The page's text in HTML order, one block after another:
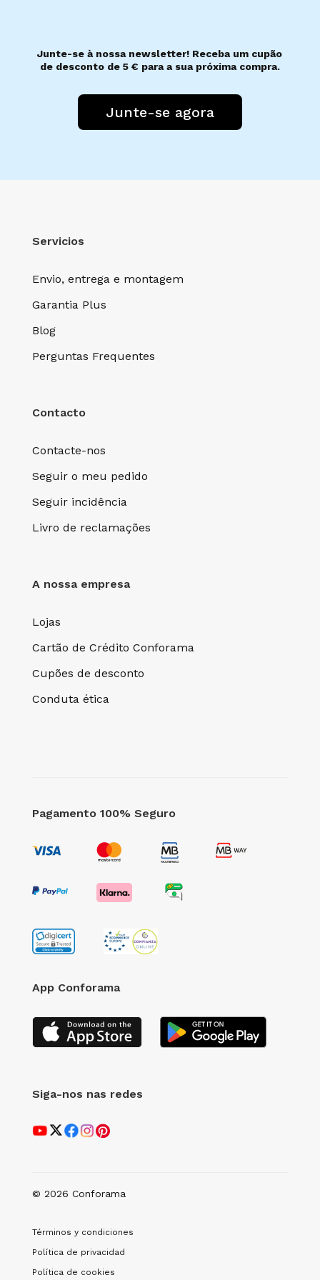
Junte-se à nossa newsletter! Receba um cupão
de desconto de 5 € para a sua próxima compra.
Junte-se agora
Servicios
Envio, entrega e montagem
Garantia Plus
Blog
Perguntas Frequentes
Contacto
Contacte-nos
Seguir o meu pedido
Seguir incidência
Livro de reclamações
A nossa empresa
Lojas
Cartão de Crédito Conforama
Cupões de desconto
Conduta ética
Pagamento 100% Seguro
App Conforama
Siga-nos nas redes
© 2026 Conforama
Términos y condiciones
Política de privacidad
Política de cookies